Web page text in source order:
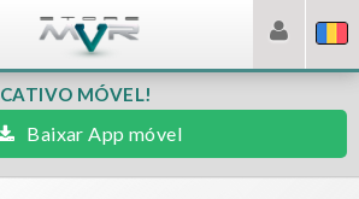
MÓVEL!
Baixar App móvel